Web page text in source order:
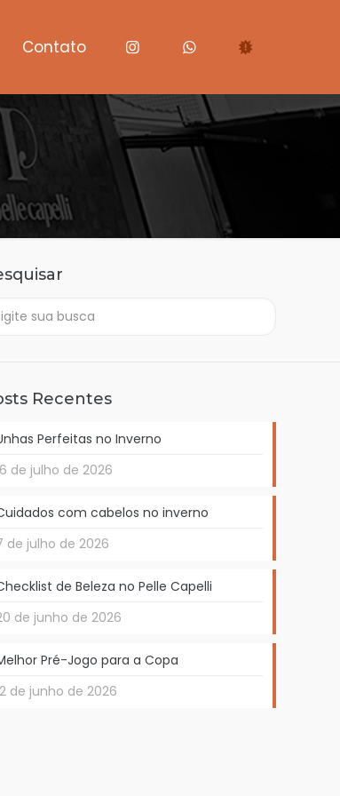
Contato
Recentes
Perfeitas no Inverno
de julho de 2026
com cabelos no inverno
de julho de 2026
de Beleza no Pelle Capelli
de junho de 2026
Pré-Jogo para a Copa
de junho de 2026